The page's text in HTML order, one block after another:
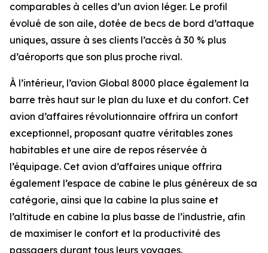
comparables à celles d’un avion léger. Le profil
évolué de son aile, dotée de becs de bord d’attaque
uniques, assure à ses clients l’accès à 30 % plus
d’aéroports que son plus proche rival.
À l’intérieur, l’avion Global 8000 place également la
barre très haut sur le plan du luxe et du confort. Cet
avion d’affaires révolutionnaire offrira un confort
exceptionnel, proposant quatre véritables zones
habitables et une aire de repos réservée à
l’équipage. Cet avion d’affaires unique offrira
également l’espace de cabine le plus généreux de sa
catégorie, ainsi que la cabine la plus saine et
l’altitude en cabine la plus basse de l’industrie, afin
de maximiser le confort et la productivité des
passagers durant tous leurs voyages.